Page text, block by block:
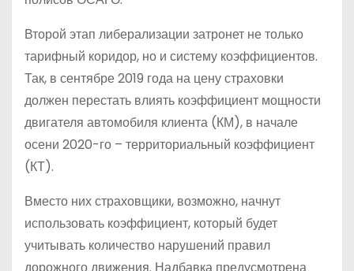
Второй этап либерализации затронет не только
тарифный коридор, но и систему коэффициентов.
Так, в сентябре 2019 года на цену страховки
должен перестать влиять коэффициент мощности
двигателя автомобиля клиента (КМ), в начале
осени 2020-го – территориальный коэффициент
(КТ).
Вместо них страховщики, возможно, начнут
использовать коэффициент, который будет
учитывать количество нарушений правил